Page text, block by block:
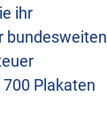
ihr
bundesweiten
Plakaten